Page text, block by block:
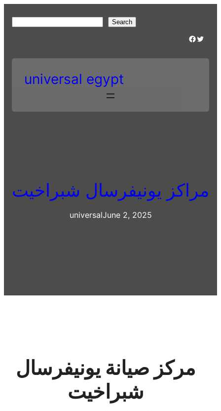
r
Search
Facebook Twitter
universal egypt
مراكز يونيفرسال شبراخيت
universalJune 2, 2025
مركز صيانة يونيفرسال
شبراخيت